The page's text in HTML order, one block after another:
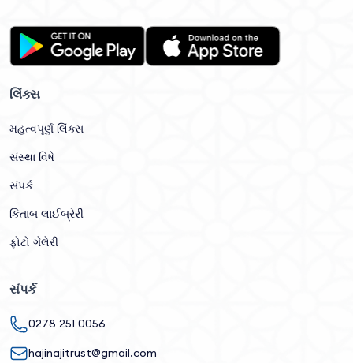
લિંક્સ
મહત્વપૂર્ણ લિંક્સ
સંસ્થા વિષે
સંપર્ક
કિતાબ લાઈબ્રેરી
ફોટો ગેલેરી
સંપર્ક
0278 251 0056
hajinajitrust@gmail.com